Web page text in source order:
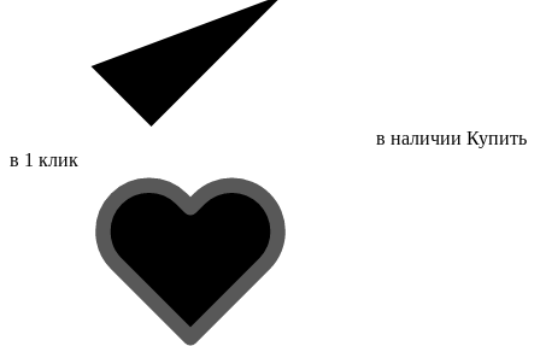
в наличии Купить
в 1 клик